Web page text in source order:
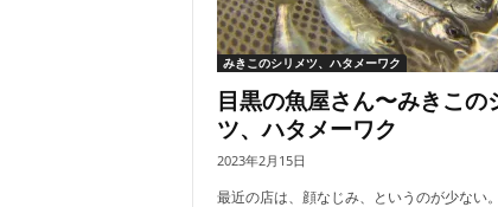
みきこのシリメツ、ハタメーワク
目黒の魚屋さん〜みきこの
ツ、ハタメーワク
2023年2月15日
最近の店は、顔なじみ、というのが少ない